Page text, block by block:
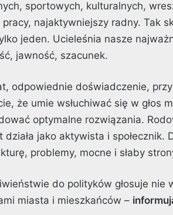
sportowych, kulturalnych,
najaktywniejszy radny. Tak
jeden. Ucieleśnia nasze
jawność, szacunek.
odpowiednie doświadczenie,
że umie wsłuchiwać się w głos
optymalne rozwiązania.
działa jako aktywista i społecznik.
problemy, mocne i słaby
do polityków głosuje nie
miasta i mieszkańców –